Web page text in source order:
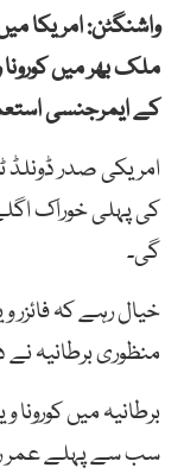
واشنگٹن: امریکا
ملک بھر میں
کے ایمرجنسی
امریکی صدر
گی۔
خیال رہے کہ
منظوری برطانیہ
برطانیہ میں
سب سے پہلے عمر